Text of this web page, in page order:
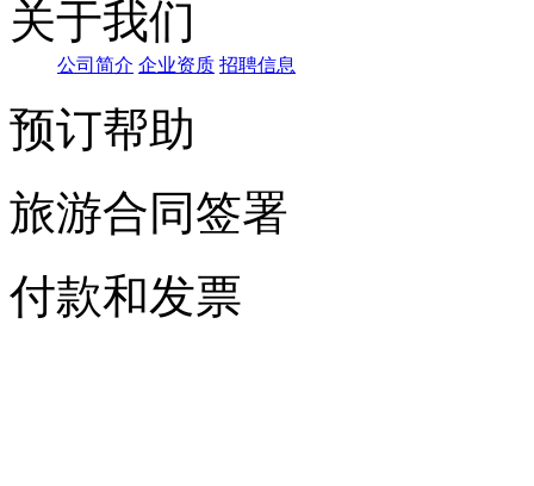
关于我们
公司简介 企业资质 招聘信息
预订帮助
旅游合同签署
付款和发票